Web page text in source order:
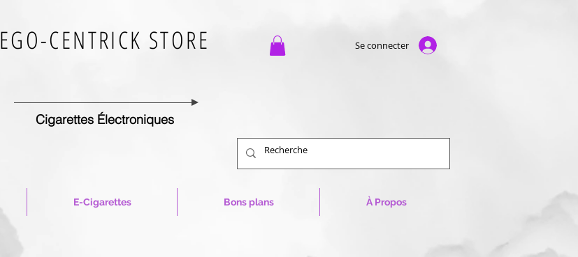
EGO-CENTRICK STORE Se connecter
Cigarettes Électroniques
E-Cigarettes Bons plans À Propos